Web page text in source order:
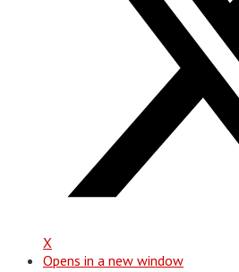
X
Opens in a new window